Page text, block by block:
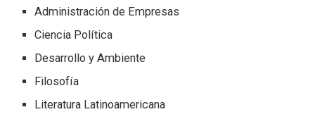
Administración de Empresas
Ciencia Política
Desarrollo y Ambiente
Filosofía
Literatura Latinoamericana